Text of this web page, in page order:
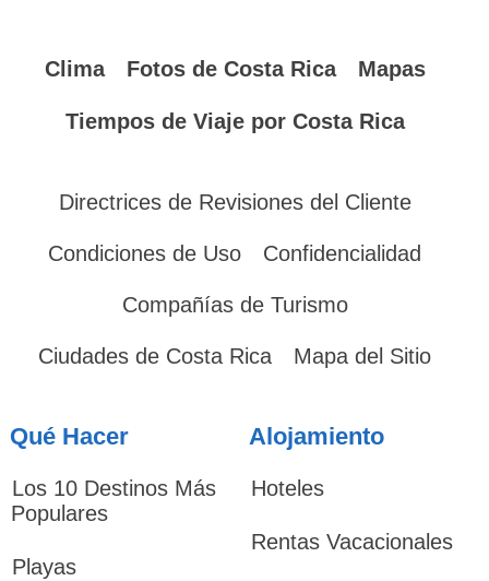
Clima Fotos de Costa Rica Mapas
Tiempos de Viaje por Costa Rica
Directrices de Revisiones del Cliente
Condiciones de Uso Confidencialidad
Compañías de Turismo
Ciudades de Costa Rica Mapa del Sitio
Qué Hacer
Los 10 Destinos Más
Populares
Playas
Alojamiento
Hoteles
Rentas Vacacionales